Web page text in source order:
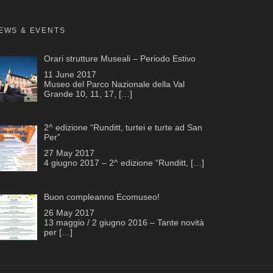
& EVENTS
Orari strutture Museali – Periodo Estivo
11 June 2017
Museo del Parco Nazionale della Val
Grande 10, 11, 17, […]
2^ edizione “Runditt, turtei e turte ad San
Per”
27 May 2017
4 giugno 2017 – 2^ edizione “Runditt, […]
Buon compleanno Ecomuseo!
26 May 2017
13 maggio / 2 giugno 2016 – Tante novità
per […]